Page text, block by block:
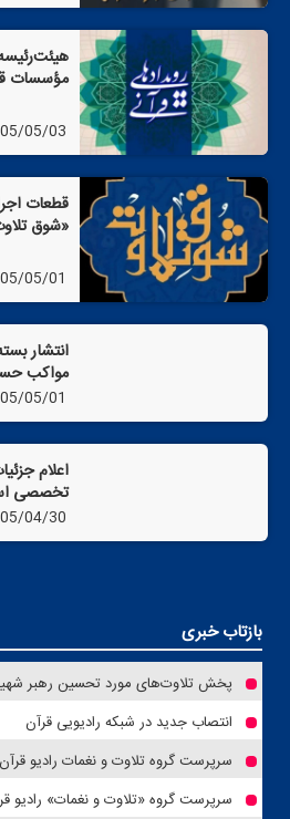
مؤسسات
05/03
قطعات
«شوق
05/01
انتشار
مواكب
05/01
اعلام
تخصصی
04/30
بازتاب خبری
پخش تلاوت‌های مورد تحسین رهبر شهید
انتصاب جدید در شبكه رادیویی قرآن
سرپرست گروه تلاوت و نغمات رادیو
سرپرست گروه «تلاوت و نغمات»